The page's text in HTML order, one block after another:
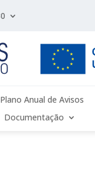
Plano Anual de Avisos
Documentação